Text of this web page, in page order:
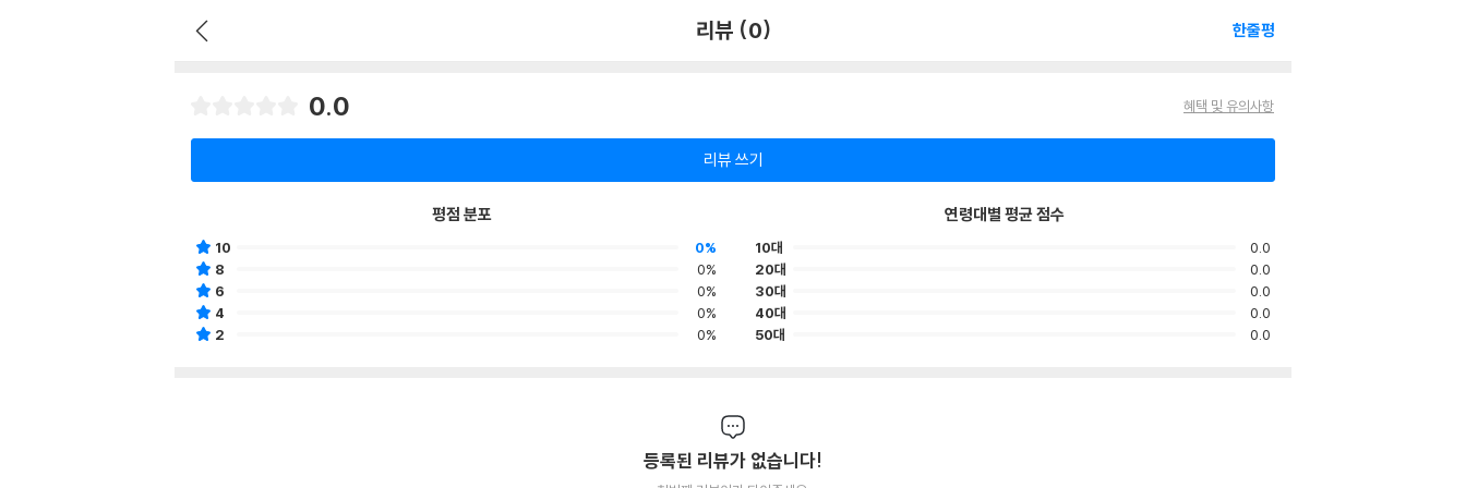
리뷰 (0) 한줄평
0.0 혜택 및 유의사항
리뷰 쓰기
평점 분포
10
0%
8
0%
6
0%
4
0%
2
0%
연령대별 평균 점수
10대
0.0
20대
0.0
30대
0.0
40대
0.0
50대
0.0
등록된 리뷰가 없습니다!